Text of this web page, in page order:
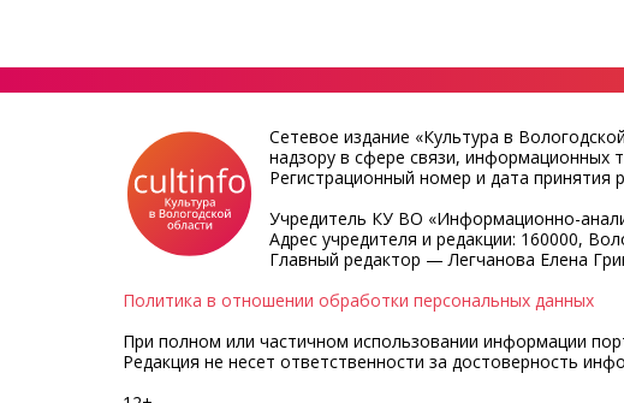
Сетевое издание «Культура в
надзору в сфере связи, информационных
Регистрационный номер и дата
Учредитель КУ ВО «Информационно-
Адрес учредителя и редакции: 160000,
Главный редактор — Легчанова Елена
Политика в отношении обработки персональных данных
При полном или частичном использовании информации
Редакция не несет ответственности за достоверность